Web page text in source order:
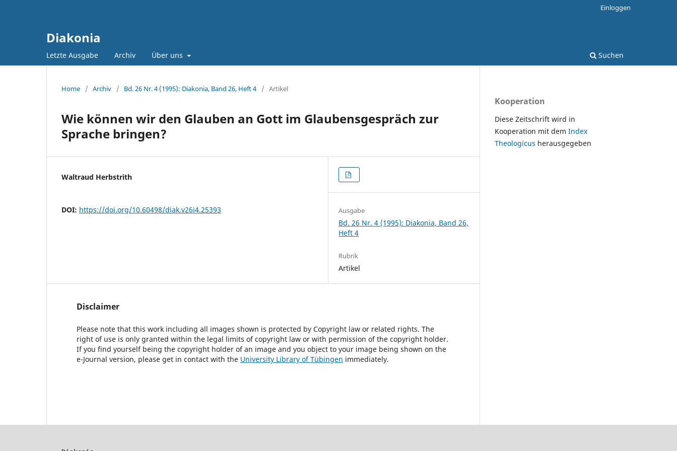
Diakonia
Letzte Ausgabe Archiv Über uns Suchen
Einloggen
Home / Archiv / Bd. 26 Nr. 4 (1995): Diakonia, Band 26, Heft 4 / Artikel
Wie können wir den Glauben an Gott im Glaubensgespräch zur
Sprache bringen?
Waltraud Herbstrith
DOI: https://doi.org/10.60498/diak.v26i4.25393 Ausgabe
Bd. 26 Nr. 4 (1995): Diakonia, Band 26,
Heft 4
Rubrik
Artikel
Disclaimer
Please note that this work including all images shown is protected by Copyright law or related rights. The
right of use is only granted within the legal limits of copyright law or with permission of the copyright holder.
If you find yourself being the copyright holder of an image and you object to your image being shown on the
e-Journal version, please get in contact with the University Library of Tübingen immediately.
Kooperation
Diese Zeitschrift wird in
Kooperation mit dem Index
Theologicus herausgegeben